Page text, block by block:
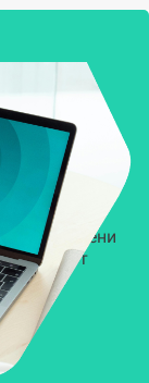
от